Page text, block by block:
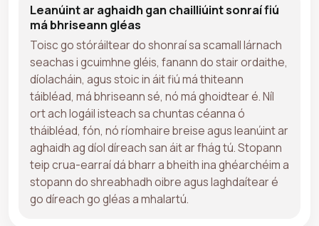
Leanúint ar aghaidh gan chailliúint sonraí fiú
má bhriseann gléas
Toisc go stóráiltear do shonraí sa scamall lárnach
seachas i gcuimhne gléis, fanann do stair ordaithe,
díolacháin, agus stoic in áit fiú má thiteann
táibléad, má bhriseann sé, nó má ghoidtear é. Níl
ort ach logáil isteach sa chuntas céanna ó
tháibléad, fón, nó ríomhaire breise agus leanúint ar
aghaidh ag díol díreach san áit ar fhág tú. Stopann
teip crua-earraí dá bharr a bheith ina ghéarchéim a
stopann do shreabhadh oibre agus laghdaítear é
go díreach go gléas a mhalartú.